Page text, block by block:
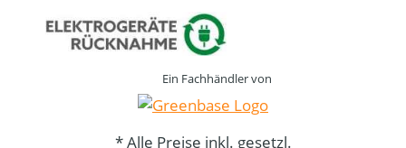
Ein Fachhändler von
* Alle Preise inkl. gesetzl.